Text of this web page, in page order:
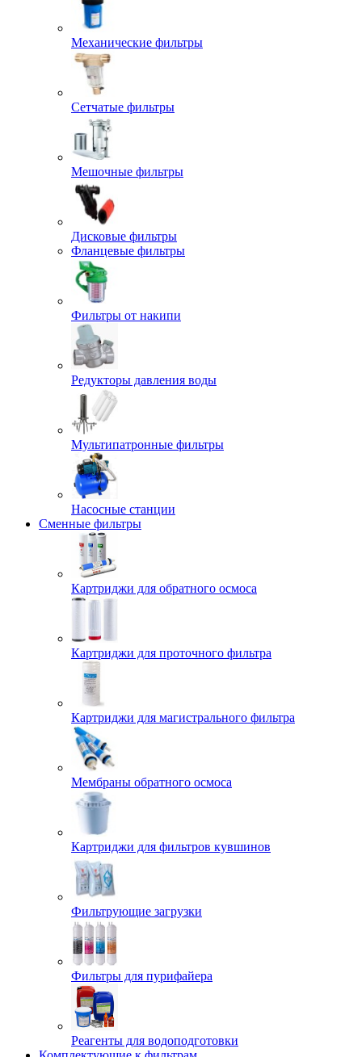
Механические фильтры
Сетчатые фильтры
Мешочные фильтры
Дисковые фильтры
Фланцевые фильтры
Фильтры от накипи
Редукторы давления воды
Мультипатронные фильтры
Насосные станции
Сменные фильтры
Картриджи для обратного осмоса
Картриджи для проточного фильтра
Картриджи для магистрального фильтра
Мембраны обратного осмоса
Картриджи для фильтров кувшинов
Фильтрующие загрузки
Фильтры для пурифайера
Реагенты для водоподготовки